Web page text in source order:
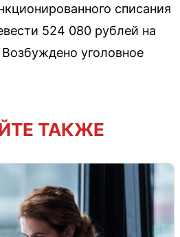
списания
524 080 рублей на
уголовное
ТАКЖЕ